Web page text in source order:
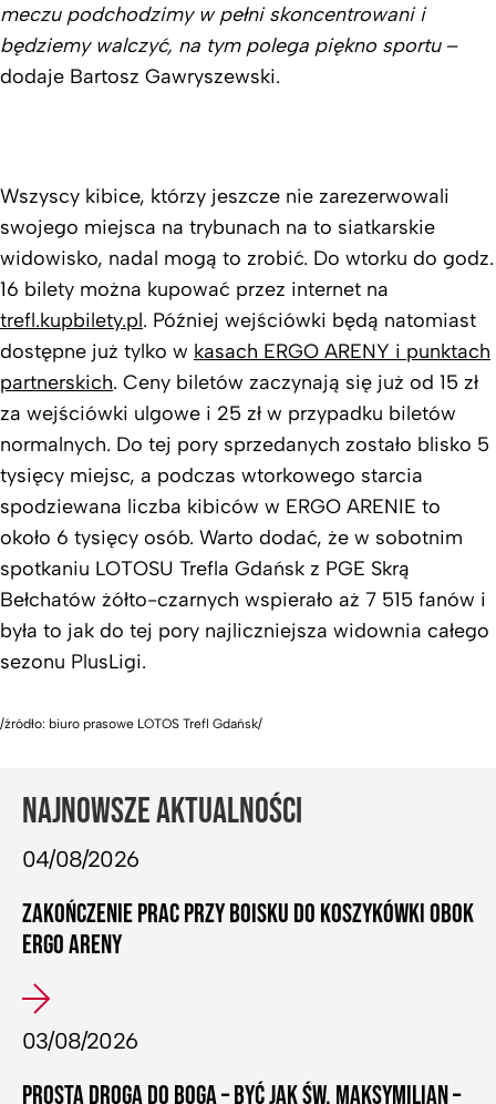
meczu podchodzimy w pełni skoncentrowani i
będziemy walczyć, na tym polega piękno sportu –
dodaje Bartosz Gawryszewski.
Wszyscy kibice, którzy jeszcze nie zarezerwowali
swojego miejsca na trybunach na to siatkarskie
widowisko, nadal mogą to zrobić. Do wtorku do godz.
16 bilety można kupować przez internet na
trefl.kupbilety.pl. Później wejściówki będą natomiast
dostępne już tylko w kasach ERGO ARENY i punktach
partnerskich. Ceny biletów zaczynają się już od 15 zł
za wejściówki ulgowe i 25 zł w przypadku biletów
normalnych. Do tej pory sprzedanych zostało blisko 5
tysięcy miejsc, a podczas wtorkowego starcia
spodziewana liczba kibiców w ERGO ARENIE to
około 6 tysięcy osób. Warto dodać, że w sobotnim
spotkaniu LOTOSU Trefla Gdańsk z PGE Skrą
Bełchatów żółto-czarnych wspierało aż 7 515 fanów i
była to jak do tej pory najliczniejsza widownia całego
sezonu PlusLigi.
/źródło: biuro prasowe LOTOS Trefl Gdańsk/
NAJNOWSZE AKTUALNOŚCI
04/08/2026
ZAKOŃCZENIE PRAC PRZY BOISKU DO KOSZYKÓWKI OBOK
ERGO ARENY
03/08/2026
PROSTA DROGA DO BOGA – BYĆ JAK ŚW. MAKSYMILIAN –